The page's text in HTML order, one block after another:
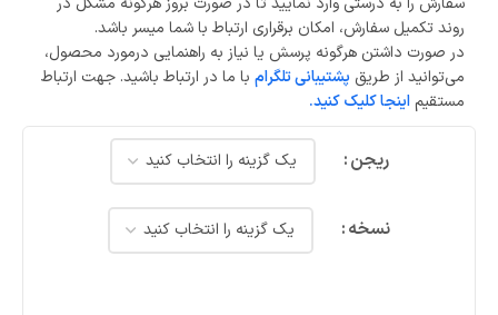
روند تکمیل سفارش، امکان برقراری ارتباط با شما میسر باشد.
در صورت داشتن هرگونه پرسش یا نیاز به راهنمایی درمورد محصول،
می‌توانید از طریق پشتیبانی تلگرام با ما در ارتباط باشید. جهت ارتباط
مستقیم اینجا کلیک کنید.
ریجن
نسخه